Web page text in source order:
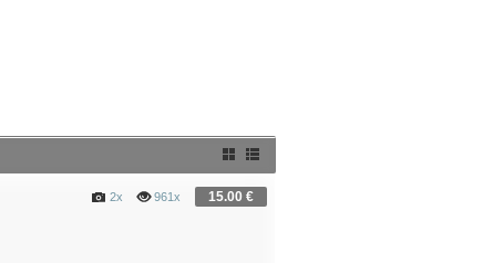
15.00 €
961x
2x